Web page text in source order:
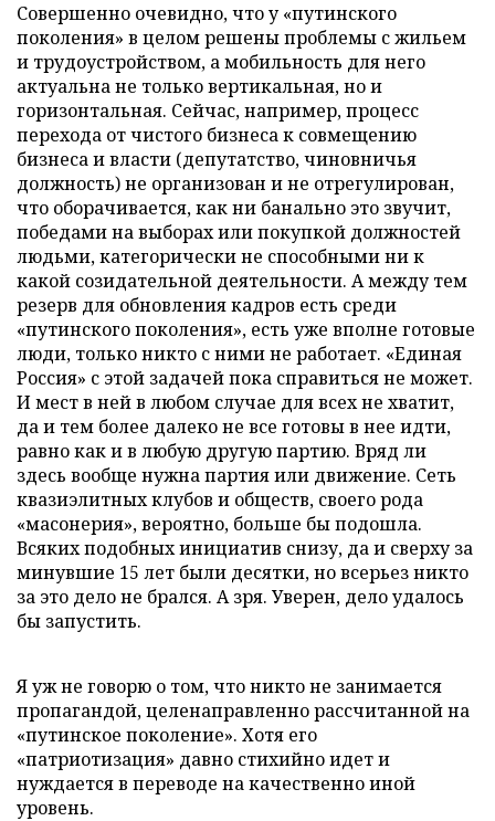
Совершенно очевидно, что у «путинского
поколения» в целом решены проблемы с жильем
и трудоустройством, а мобильность для него
актуальна не только вертикальная, но и
горизонтальная. Сейчас, например, процесс
перехода от чистого бизнеса к совмещению
бизнеса и власти (депутатство, чиновничья
должность) не организован и не отрегулирован,
что оборачивается, как ни банально это звучит,
победами на выборах или покупкой должностей
людьми, категорически не способными ни к
какой созидательной деятельности. А между тем
резерв для обновления кадров есть среди
«путинского поколения», есть уже вполне готовые
люди, только никто с ними не работает. «Единая
Россия» с этой задачей пока справиться не может.
И мест в ней в любом случае для всех не хватит,
да и тем более далеко не все готовы в нее идти,
равно как и в любую другую партию. Вряд ли
здесь вообще нужна партия или движение. Сеть
квазиэлитных клубов и обществ, своего рода
«масонерия», вероятно, больше бы подошла.
Всяких подобных инициатив снизу, да и сверху за
минувшие 15 лет были десятки, но всерьез никто
за это дело не брался. А зря. Уверен, дело удалось
бы запустить.
Я уж не говорю о том, что никто не занимается
пропагандой, целенаправленно рассчитанной на
«путинское поколение». Хотя его
«патриотизация» давно стихийно идет и
нуждается в переводе на качественно иной
уровень.